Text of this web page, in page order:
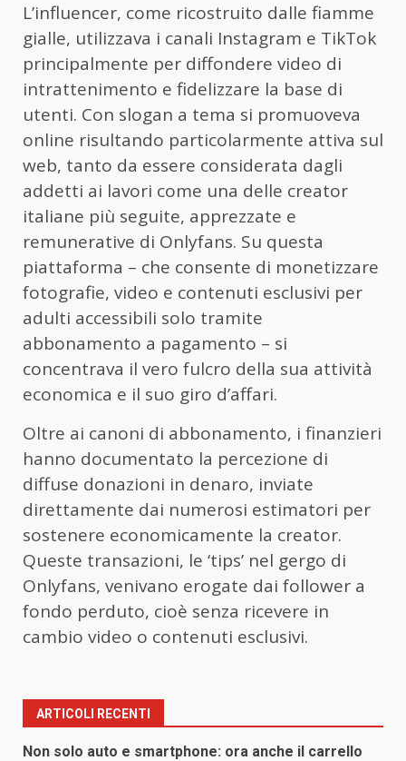
L’influencer, come ricostruito dalle fiamme
gialle, utilizzava i canali Instagram e TikTok
principalmente per diffondere video di
intrattenimento e fidelizzare la base di
utenti. Con slogan a tema si promuoveva
online risultando particolarmente attiva sul
web, tanto da essere considerata dagli
addetti ai lavori come una delle creator
italiane più seguite, apprezzate e
remunerative di Onlyfans. Su questa
piattaforma – che consente di monetizzare
fotografie, video e contenuti esclusivi per
adulti accessibili solo tramite
abbonamento a pagamento – si
concentrava il vero fulcro della sua attività
economica e il suo giro d’affari.
Oltre ai canoni di abbonamento, i finanzieri
hanno documentato la percezione di
diffuse donazioni in denaro, inviate
direttamente dai numerosi estimatori per
sostenere economicamente la creator.
Queste transazioni, le ‘tips’ nel gergo di
Onlyfans, venivano erogate dai follower a
fondo perduto, cioè senza ricevere in
cambio video o contenuti esclusivi.
ARTICOLI RECENTI
Non solo auto e smartphone: ora anche il carrello